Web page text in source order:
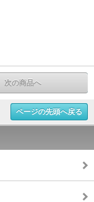
次の商品へ
ページの先頭へ戻る